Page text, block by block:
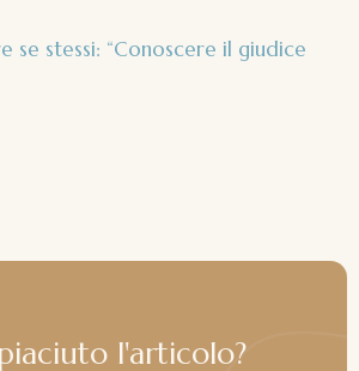
se stessi: “Conoscere il giudice
l'articolo?